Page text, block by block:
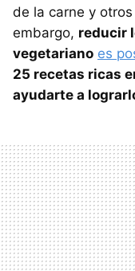
de la carne y
embargo, reducir
vegetariano es
25 recetas ricas
ayudarte a